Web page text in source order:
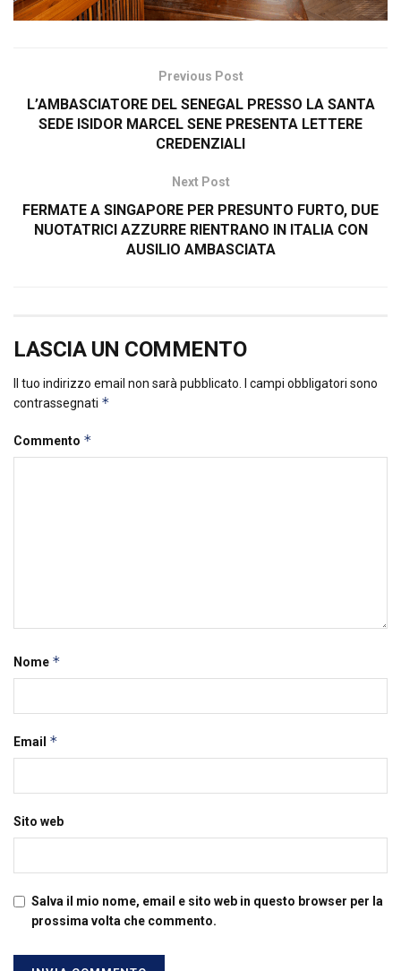
Previous Post
L’AMBASCIATORE DEL SENEGAL PRESSO LA SANTA
SEDE ISIDOR MARCEL SENE PRESENTA LETTERE
CREDENZIALI
Next Post
FERMATE A SINGAPORE PER PRESUNTO FURTO, DUE
NUOTATRICI AZZURRE RIENTRANO IN ITALIA CON
AUSILIO AMBASCIATA
LASCIA UN COMMENTO
Il tuo indirizzo email non sarà pubblicato.
I campi obbligatori sono
contrassegnati *
Commento *
Nome *
Email *
Sito web
Salva il mio nome, email e sito web in questo browser per la
prossima volta che commento.